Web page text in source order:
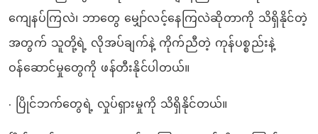
ကျေနပ်ကြလဲ၊ ဘာတွေ မျှော်လင့်နေကြလဲဆိုတာကို သိရှိနိုင်တဲ့
အတွက် သူတို့ရဲ့ လိုအပ်ချက်နဲ့ ကိုက်ညီတဲ့ ကုန်ပစ္စည်းနဲ့
ဝန်ဆောင်မှုတွေကို ဖန်တီးနိုင်ပါတယ်။
• ပြိုင်ဘက်တွေရဲ့ လှုပ်ရှားမှုကို သိရှိနိုင်တယ်။